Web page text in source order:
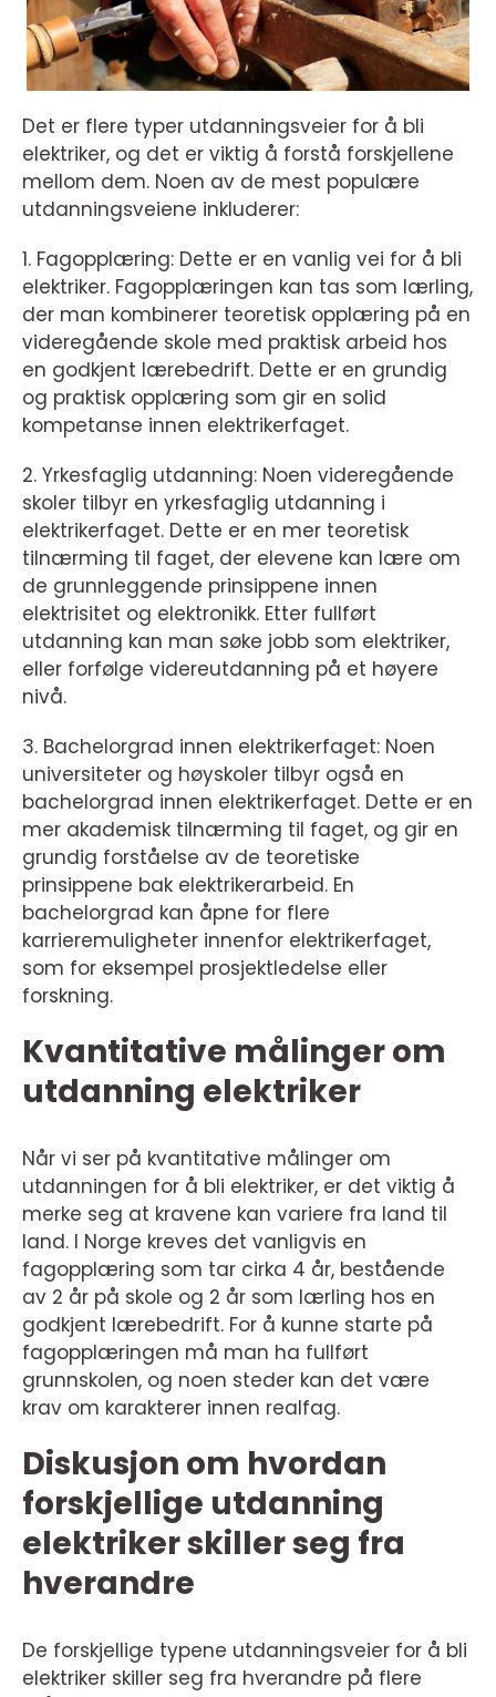
Det er flere typer utdanningsveier for å bli
elektriker, og det er viktig å forstå forskjellene
mellom dem. Noen av de mest populære
utdanningsveiene inkluderer:
1. Fagopplæring: Dette er en vanlig vei for å bli
elektriker. Fagopplæringen kan tas som lærling,
der man kombinerer teoretisk opplæring på en
videregående skole med praktisk arbeid hos
en godkjent lærebedrift. Dette er en grundig
og praktisk opplæring som gir en solid
kompetanse innen elektrikerfaget.
2. Yrkesfaglig utdanning: Noen videregående
skoler tilbyr en yrkesfaglig utdanning i
elektrikerfaget. Dette er en mer teoretisk
tilnærming til faget, der elevene kan lære om
de grunnleggende prinsippene innen
elektrisitet og elektronikk. Etter fullført
utdanning kan man søke jobb som elektriker,
eller forfølge videreutdanning på et høyere
nivå.
3. Bachelorgrad innen elektrikerfaget: Noen
universiteter og høyskoler tilbyr også en
bachelorgrad innen elektrikerfaget. Dette er en
mer akademisk tilnærming til faget, og gir en
grundig forståelse av de teoretiske
prinsippene bak elektrikerarbeid. En
bachelorgrad kan åpne for flere
karrieremuligheter innenfor elektrikerfaget,
som for eksempel prosjektledelse eller
forskning.
Kvantitative målinger om
utdanning elektriker
Når vi ser på kvantitative målinger om
utdanningen for å bli elektriker, er det viktig å
merke seg at kravene kan variere fra land til
land. I Norge kreves det vanligvis en
fagopplæring som tar cirka 4 år, bestående
av 2 år på skole og 2 år som lærling hos en
godkjent lærebedrift. For å kunne starte på
fagopplæringen må man ha fullført
grunnskolen, og noen steder kan det være
krav om karakterer innen realfag.
Diskusjon om hvordan
forskjellige utdanning
elektriker skiller seg fra
hverandre
De forskjellige typene utdanningsveier for å bli
elektriker skiller seg fra hverandre på flere